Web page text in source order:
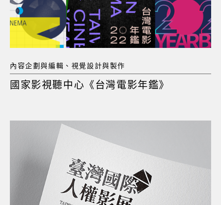
內容企劃與編輯、視覺設計與製作
國家影視聽中心《台灣電影年鑑》